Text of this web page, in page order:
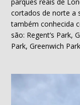
cortados de norte a
também conhecida
são: Regent’s Park,
Park, Greenwich